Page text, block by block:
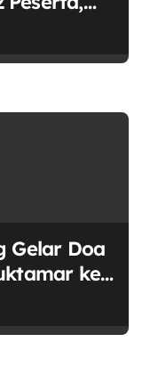
Disiplin
Gelar Doa
ke-